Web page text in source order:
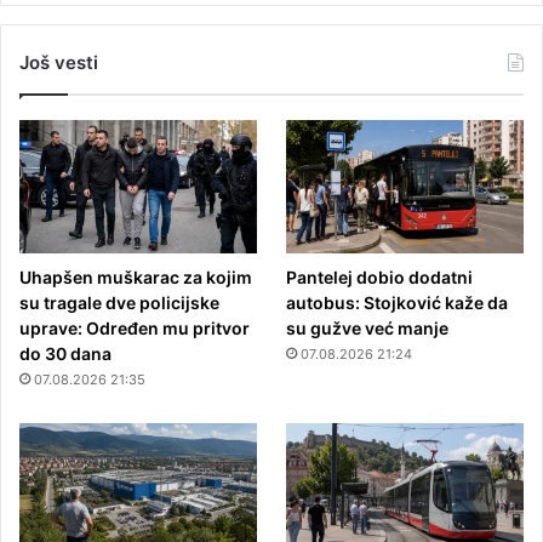
Još vesti
Uhapšen muškarac za kojim
su tragale dve policijske
uprave: Određen mu pritvor
do 30 dana
07.08.2026 21:35
Pantelej dobio dodatni
autobus: Stojković kaže da
su gužve već manje
07.08.2026 21:24